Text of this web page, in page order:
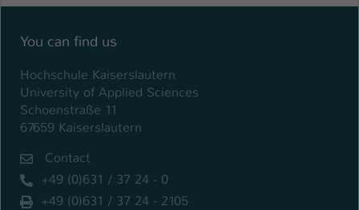
You can find us
Hochschule Kaiserslautern
University of Applied Sciences
Schoenstraße 11
67659 Kaiserslautern
Contact
+49 (0)631 / 37 24 - 0
+49 (0)631 / 37 24 - 2105